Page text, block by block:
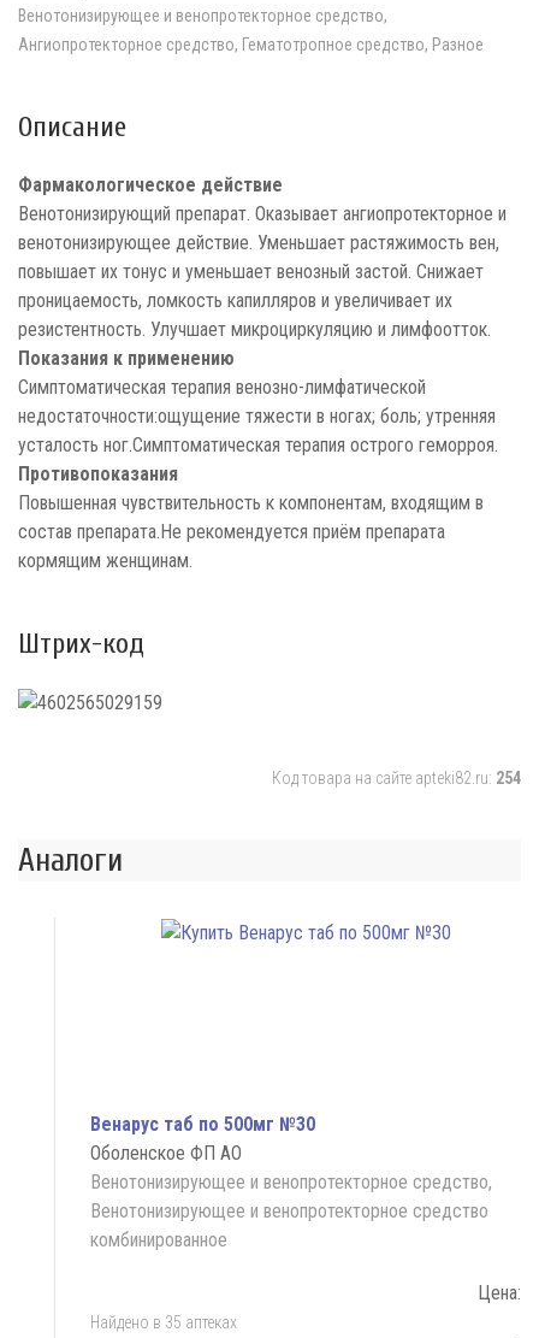
Венотонизирующее и венопротекторное средство,
Ангиопротекторное средство, Гематотропное средство, Разное
Описание
Фармакологическое действие
Венотонизирующий препарат. Оказывает ангиопротекторное и
венотонизирующее действие. Уменьшает растяжимость вен,
повышает их тонус и уменьшает венозный застой. Снижает
проницаемость, ломкость капилляров и увеличивает их
резистентность. Улучшает микроциркуляцию и лимфоотток.
Показания к применению
Симптоматическая терапия венозно-лимфатической
недостаточности:ощущение тяжести в ногах; боль; утренняя
усталость ног.Cимптоматическая терапия острого геморроя.
Противопоказания
Повышенная чувствительность к компонентам, входящим в
состав препарата.Не рекомендуется приём препарата
кормящим женщинам.
Штрих-код
Код товара на сайте apteki82.ru: 254
Аналоги
Венарус таб по 500мг №30
Оболенское ФП АО
Венотонизирующее и венопротекторное средство,
Венотонизирующее и венопротекторное средство
комбинированное
Цена:
Найдено в 35 аптеках